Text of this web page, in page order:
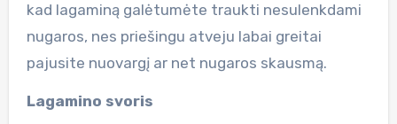
kad lagaminą galėtumėte traukti nesulenkdami
nugaros, nes priešingu atveju labai greitai
pajusite nuovargį ar net nugaros skausmą.
Lagamino svoris